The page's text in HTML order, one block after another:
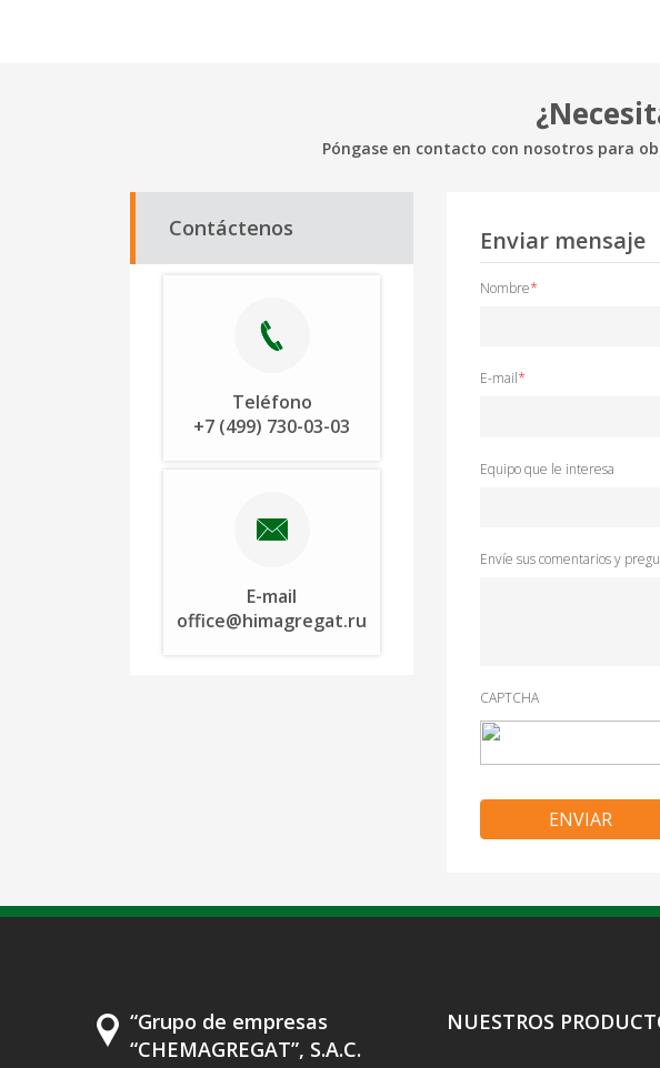
Póngase en contacto con nosotros para
Contáctenos
Teléfono
+7 (499) 730-03-03
E-mail
office@himagregat.ru
Enviar mensaje
Nombre*
E-mail*
Equipo que le interesa
Envíe sus comentarios y
CAPTCHA
“Grupo de empresas
“CHEMAGREGAT”, S.A.C.
NUESTROS